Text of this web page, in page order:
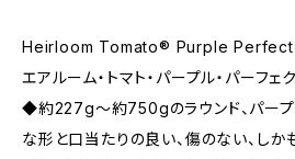
Heirloom Tomato® Purple Perfect
エアルーム・トマト・パープル・パーフェ
◆約227g〜約750gのラウンド、パー
な形と口当たりの良い、傷のない、しか